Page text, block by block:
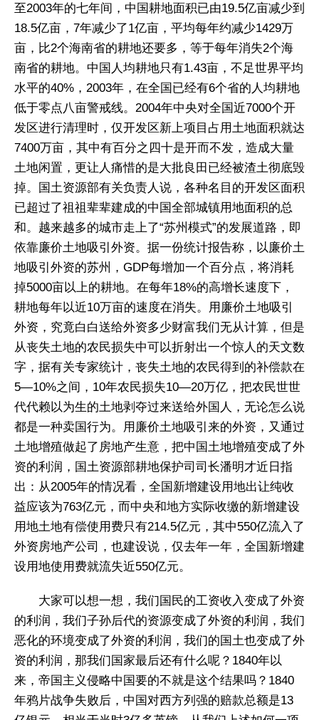
至2003年的七年间，中国耕地面积已由19.5亿亩减少到
18.5亿亩，7年减少了1亿亩，平均每年约减少1429万
亩，比2个海南省的耕地还要多，等于每年消失2个海
南省的耕地。中国人均耕地只有1.43亩，不足世界平均
水平的40%，2003年，在全国已经有6个省的人均耕地
低于零点八亩警戒线。2004年中央对全国近7000个开
发区进行清理时，仅开发区新上项目占用土地面积就达
7400万亩，其中有百分之四十是开而不发，造成大量
土地闲置，更让人痛惜的是大批良田已经被渣土彻底毁
掉。国土资源部有关负责人说，各种名目的开发区面积
已超过了祖祖辈辈建成的中国全部城镇用地面积的总
和。越来越多的城市走上了“苏州模式”的发展道路，即
依靠廉价土地吸引外资。据一份统计报告称，以廉价土
地吸引外资的苏州，GDP每增加一个百分点，将消耗
掉5000亩以上的耕地。在每年18%的高增长速度下，
耕地每年以近10万亩的速度在消失。用廉价土地吸引
外资，究竟白白送给外资多少财富我们无从计算，但是
从丧失土地的农民损失中可以折射出一个惊人的天文数
字，据有关专家统计，丧失土地的农民得到的补偿款在
5—10%之间，10年农民损失10—20万亿，把农民世世
代代赖以为生的土地剥夺过来送给外国人，无论怎么说
都是一种卖国行为。用廉价土地吸引来的外资，又通过
土地增殖做起了房地产生意，把中国土地增殖变成了外
资的利润，国土资源部耕地保护司司长潘明才近日指
出：从2005年的情况看，全国新增建设用地出让纯收
益应该为763亿元，而中央和地方实际收缴的新增建设
用地土地有偿使用费只有214.5亿元，其中550亿流入了
外资房地产公司，也建设说，仅去年一年，全国新增建
设用地使用费就流失近550亿元。
大家可以想一想，我们国民的工资收入变成了外资
的利润，我们子孙后代的资源变成了外资的利润，我们
恶化的环境变成了外资的利润，我们的国土也变成了外
资的利润，那我们国家最后还有什么呢？1840年以
来，帝国主义侵略中国要的不就是这个结果吗？1840
年鸦片战争失败后，中国对西方列强的赔款总额是13